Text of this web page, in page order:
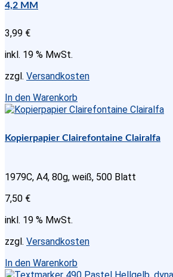
4,2 MM
3,99 €
inkl. 19 % MwSt.
zzgl. Versandkosten
In den Warenkorb
Kopierpapier Clairefontaine Clairalfa
1979C, A4, 80g, weiß, 500 Blatt
7,50 €
inkl. 19 % MwSt.
zzgl. Versandkosten
In den Warenkorb